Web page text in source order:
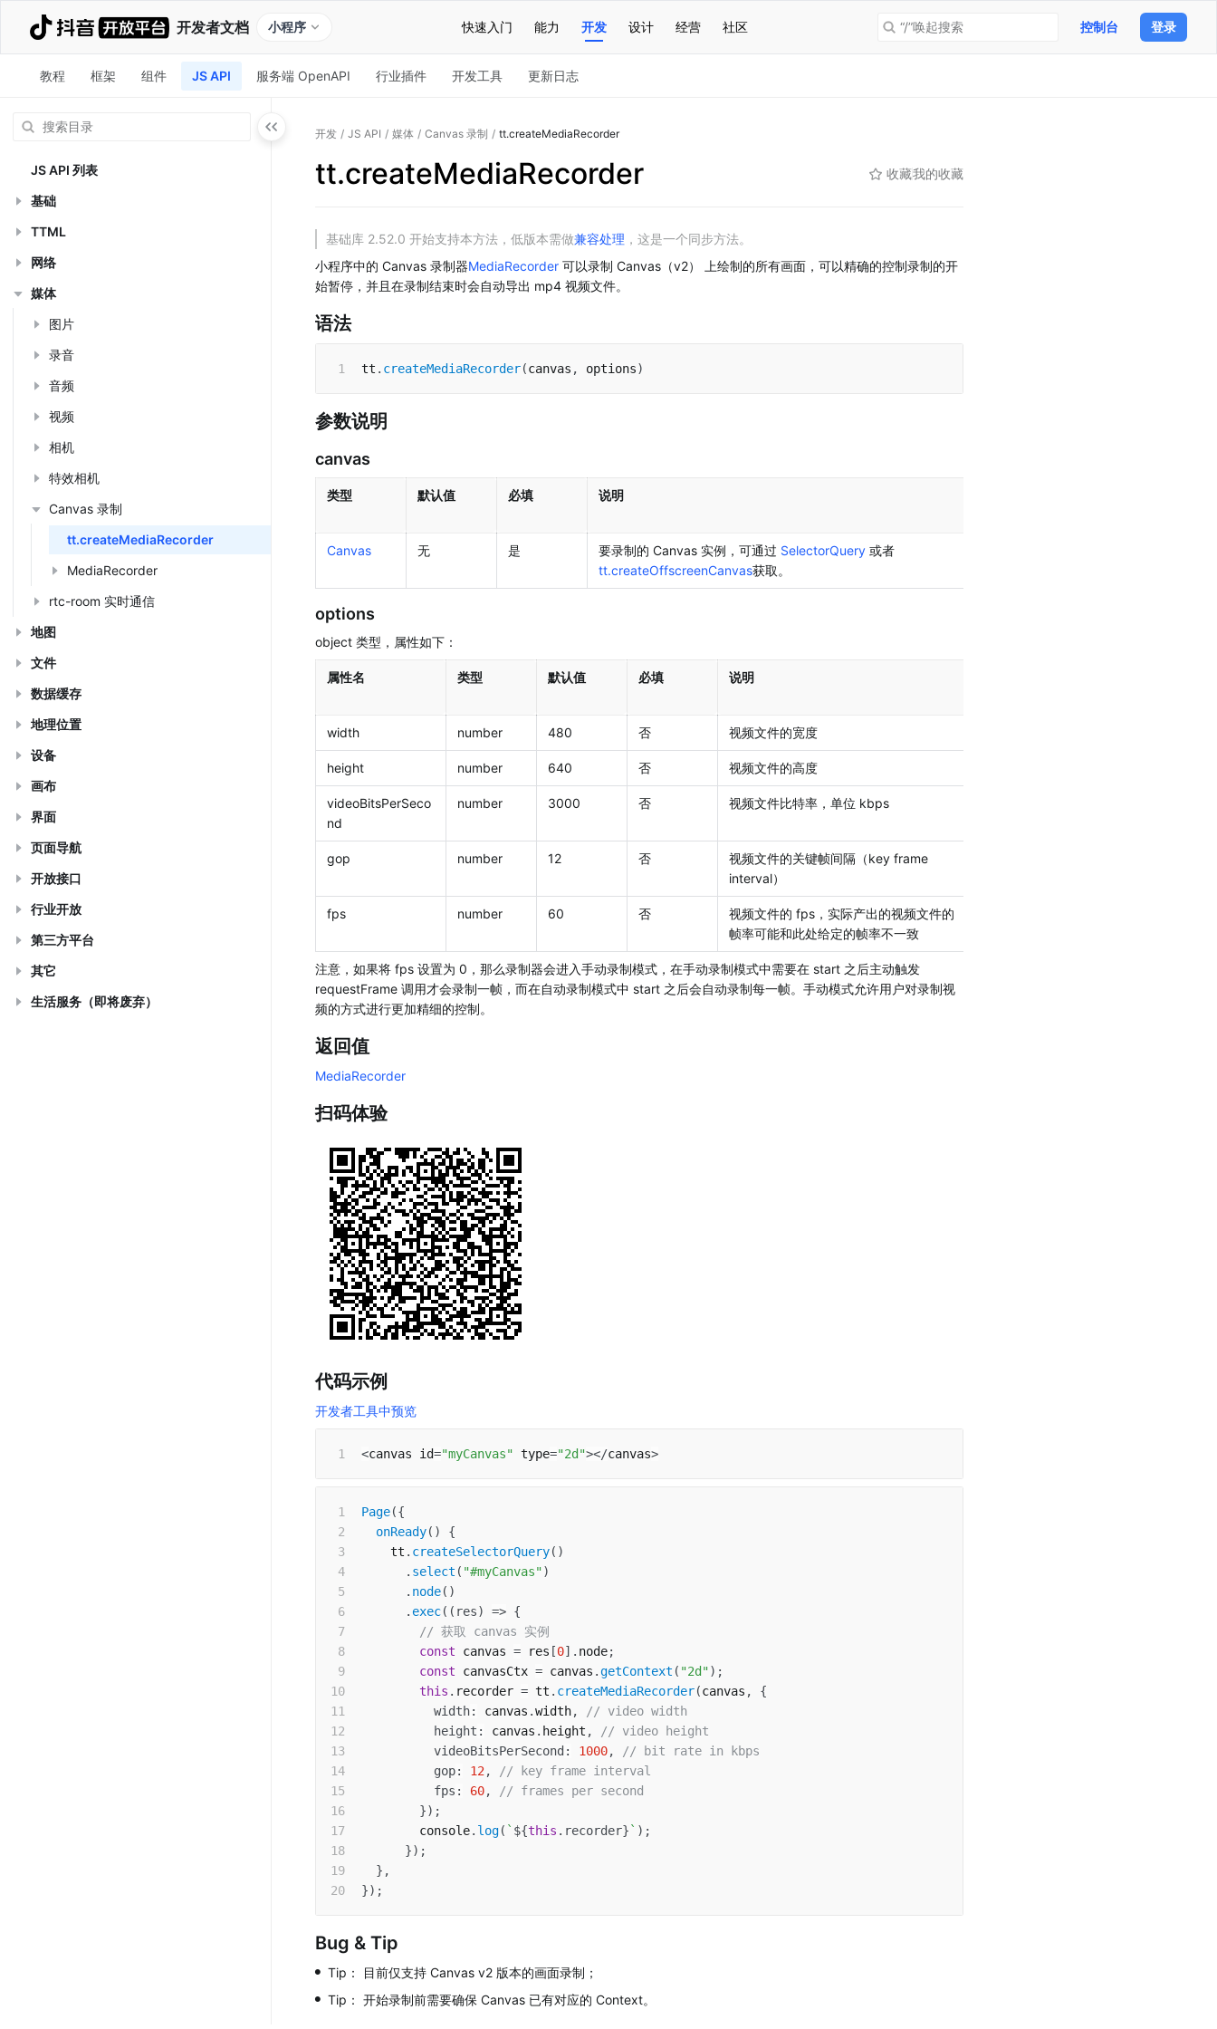
开发者文档 小程序 快速入门 能力 开发 设计 经营 社区 “/”唤起搜索 控制台 登录
教程 框架 组件 JS API 服务端 OpenAPI 行业插件 开发工具 更新日志
JS API 列表
基础
TTML
网络
媒体
图片
录音
音频
视频
相机
特效相机
Canvas 录制
tt.createMediaRecorder
MediaRecorder
rtc-room 实时通信
地图
文件
数据缓存
地理位置
设备
画布
界面
页面导航
开放接口
行业开放
第三方平台
其它
生活服务（即将废弃）
开发 / JS API / 媒体 / Canvas 录制 / tt.createMediaRecorder
tt.createMediaRecorder 收藏我的收藏
基础库 2.52.0 开始支持本方法，低版本需做兼容处理 ，这是一个同步方法。
小程序中的 Canvas 录制器MediaRecorder 可以录制 Canvas（v2） 上绘制的所有画面，可以精确的控制录制的开
始暂停，并且在录制结束时会自动导出 mp4 视频文件。
语法
tt . createMediaRecorder(canvas , options)
参数说明
canvas
类型 默认值 必填 说明
Canvas 无 是 要录制的 Canvas 实例，可通过 SelectorQuery 或者
tt.createOffscreenCanvas获取。
options
object 类型，属性如下：
属性名 类型 默认值 必填 说明
width number 480 否 视频文件的宽度
height number 640 否 视频文件的高度
videoBitsPerSeco
nd
number 3000 否 视频文件比特率，单位 kbps
gop number 12 否
视频文件的关键帧间隔（key frame
interval）
fps number 60 否
视频文件的 fps，实际产出的视频文件的
帧率可能和此处给定的帧率不一致
注意，如果将 fps 设置为 0，那么录制器会进入手动录制模式，在手动录制模式中需要在 start 之后主动触发
requestFrame 调用才会录制一帧，而在自动录制模式中 start 之后会自动录制每一帧。手动模式允许用户对录制视
频的方式进行更加精细的控制。
返回值
MediaRecorder
扫码体验
代码示例
开发者工具中预览
<canvas id="myCanvas" type="2d"></canvas>
Page({
onReady( )
{
    tt
. createSelectorQuery( )
. select ( "#myCanvas")
. node( )
. exec( ( res) => {
// 获取 canvas 实例
const canvas = res [0] . node;
const canvasCtx = canvas .getContext ( "2d") ;
this . recorder = tt . createMediaRecorder(canvas ,
{
width: canvas .width,
// video width
height : canvas . height ,
// video height
videoBitsPerSecond : 1000,
// bit rate in kbps
gop: 12 ,
// key frame interval
fps : 60,
// frames per second
}) ;
        console
. log( ` ${this . recorder} ` ) ;
}) ;
} ,
}) ;
Bug & Tip
• Tip： 目前仅支持 Canvas v2 版本的画面录制；
• Tip： 开始录制前需要确保 Canvas 已有对应的 Context。